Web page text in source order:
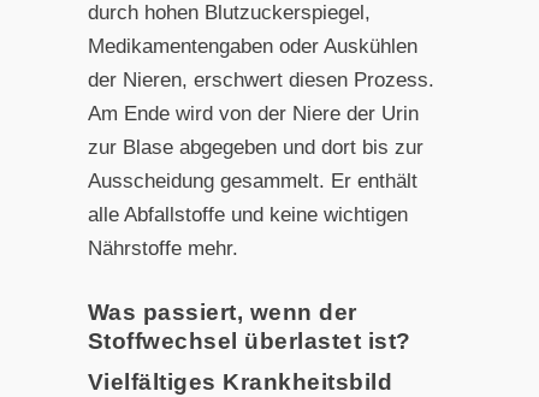
durch hohen Blutzuckerspiegel,
Medikamentengaben oder Auskühlen
der Nieren, erschwert diesen Prozess.
Am Ende wird von der Niere der Urin
zur Blase abgegeben und dort bis zur
Ausscheidung gesammelt. Er enthält
alle Abfallstoffe und keine wichtigen
Nährstoffe mehr.
Was passiert, wenn der
Stoffwechsel überlastet ist?
Vielfältiges Krankheitsbild